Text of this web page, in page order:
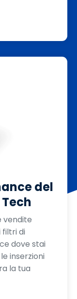
del
vendite
filtri di
dove stai
inserzioni
la tua